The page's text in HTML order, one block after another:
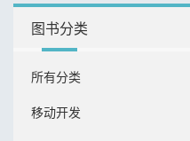
图书分类
所有分类
移动开发